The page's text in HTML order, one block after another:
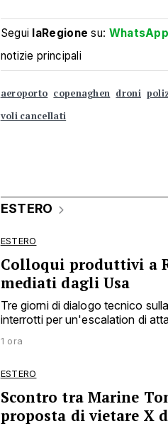
Segui laRegione su: WhatsApp
notizie principali
aeroporto copenaghen droni
voli cancellati
ESTERO
ESTERO
Colloqui produttivi a
mediati dagli Usa
Tre giorni di dialogo tecnico
interrotti per un'escalation di
1 ora
ESTERO
Scontro tra Marine
proposta di vietare X